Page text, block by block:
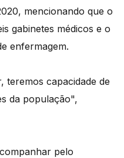
mencionando que o
gabinetes médicos e o
enfermagem.
teremos capacidade de
da população",
pelo